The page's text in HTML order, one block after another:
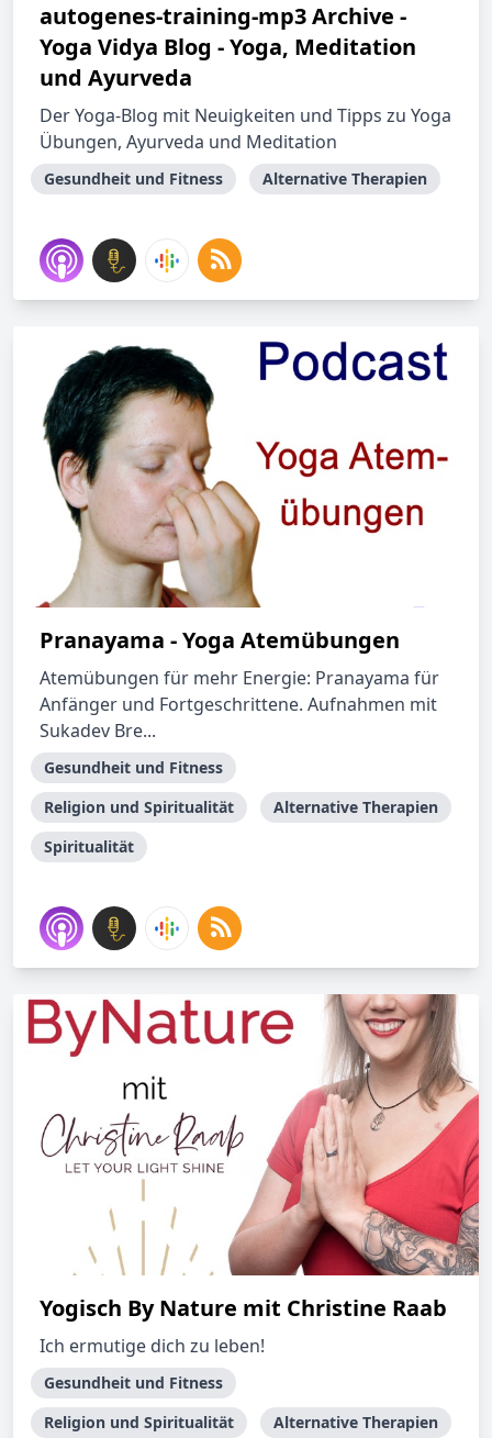
autogenes-training-mp3 Archive -
Yoga Vidya Blog - Yoga, Meditation
und Ayurveda
Der Yoga-Blog mit Neuigkeiten und Tipps zu Yoga
Übungen, Ayurveda und Meditation
Gesundheit und Fitness Alternative Therapien
Pranayama - Yoga Atemübungen
Atemübungen für mehr Energie: Pranayama für
Anfänger und Fortgeschrittene. Aufnahmen mit
Sukadev Bre...
Gesundheit und Fitness
Religion und Spiritualität
Alternative Therapien
Spiritualität
Yogisch By Nature mit Christine Raab
Ich ermutige dich zu leben!
Gesundheit und Fitness
Religion und Spiritualität
Alternative Therapien